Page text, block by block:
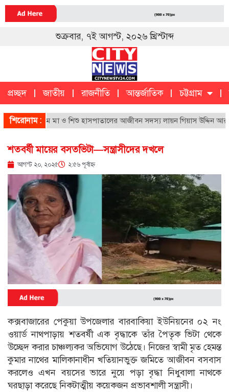
শুক্রবার, ৭ই আগস্ট, ২০২৬ খ্রিস্টাব্দ
প্রচ্ছদ জাতীয় রাজনীতি আন্তর্জাতিক চট্টগ্রাম
চট্টগ্রাম
শিরোনাম :
চট্টগ্রাম মা ও শিশু হাসপাতালের আজীবন সদস্য লায়ন গিয়াস উদ্দিন আর নেই
শতবর্ষী মায়ের বসতভিটা—সন্ত্রাসীদের দখলে
আগস্ট ২০, ২০২৫ ২:৫৬ পূর্বাহ্ণ
কক্সবাজারের পেকুয়া উপজেলার বারবাকিয়া ইউনিয়নের ০২ নং
ওয়ার্ড নাথপাড়ায় শতবর্ষী এক বৃদ্ধাকে তাঁর পৈতৃক ভিটা থেকে
উচ্ছেদ করার চাঞ্চল্যকর অভিযোগ উঠেছে। নিজের স্বামী মৃত হেমন্ত
কুমার নাথের মালিকানাধীন খতিয়ানভুক্ত জমিতে আজীবন বসবাস
করলেও এখন বয়সের ভারে নুয়ে পড়া বৃদ্ধা নিধুবালা নাথকে
ঘরছাড়া করেছে নিকটাত্মীয় কয়েকজন প্রভাবশালী সন্ত্রাসী।